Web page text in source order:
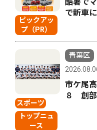
ピックアッ
プ（PR）
で新車
スポーツ
トップニュ
ース
青葉区
市ケ尾
８ 創部